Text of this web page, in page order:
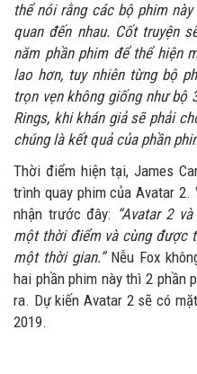
thể nói rằng các bộ phim
quan đến nhau. Cốt truyện
năm phần phim để thể hiện
lao hơn, tuy nhiên từng bộ
trọn vẹn không giống như bộ
Rings, khi khán giả sẽ phải
chúng là kết quả của phần
Thời điểm hiện tại, James
trình quay phim của Avatar
nhận trước đây: “Avatar 2
một thời điểm và cùng được
một thời gian.”Nễu Fox
hai phần phim này thì 2 phần
ra. Dự kiến Avatar 2 sẽ có
2019.